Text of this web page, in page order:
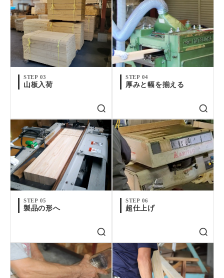
STEP 03
山板入荷
STEP 04
厚みと幅を揃える
STEP 05
製品の形へ
STEP 06
超仕上げ